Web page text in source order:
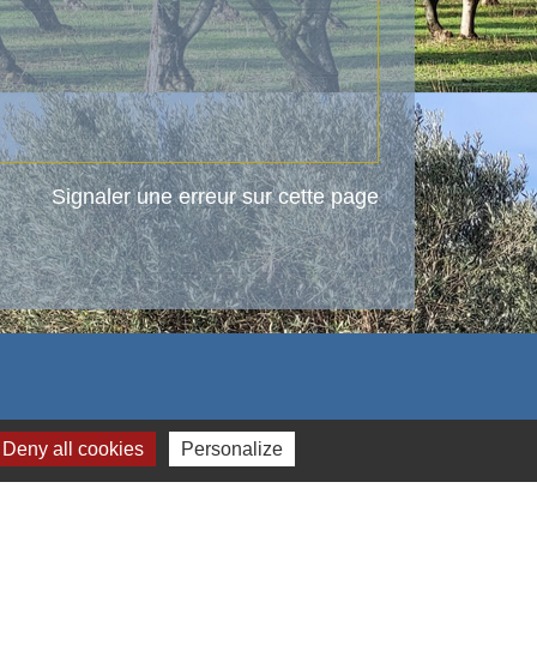
Signaler une erreur sur cette page
Deny all cookies Personalize